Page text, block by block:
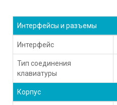
Интерфейсы и разъемы
Интерфейс
Тип соединения
клавиатуры
Корпус